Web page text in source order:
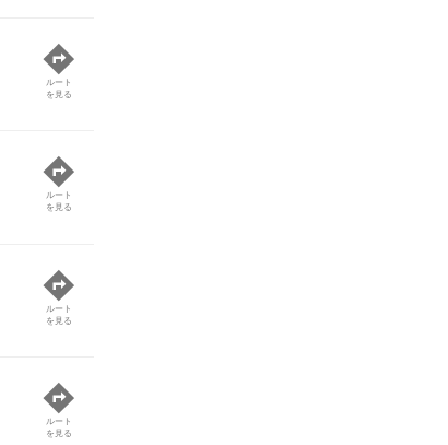
ルート
を見る
ルート
を見る
ルート
を見る
ルート
を見る